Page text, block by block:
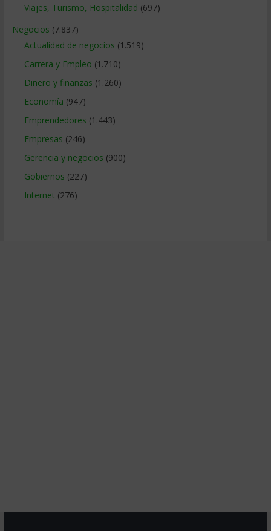
Viajes, Turismo, Hospitalidad (697)
Negocios (7.837)
Actualidad de negocios (1.519)
Carrera y Empleo (1.710)
Dinero y finanzas (1.260)
Economía (947)
Emprendedores (1.443)
Empresas (246)
Gerencia y negocios (900)
Gobiernos (227)
Internet (276)